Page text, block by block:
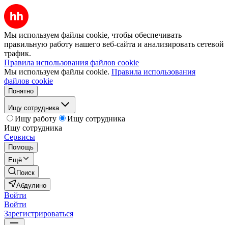
Мы используем файлы cookie, чтобы обеспечивать
правильную работу нашего веб-сайта и анализировать сетевой
трафик.
Правила использования файлов cookie
Мы используем файлы cookie. Правила использования
файлов cookie
Понятно
Ищу сотрудника
Ищу работу
Ищу сотрудника
Ищу сотрудника
Сервисы
Помощь
Ещё
Поиск
Абдулино
Войти
Войти
Зарегистрироваться